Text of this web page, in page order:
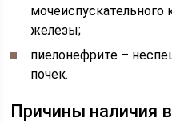
мочеиспускательного
железы;
пиелонефрите –
почек.
Причины наличия